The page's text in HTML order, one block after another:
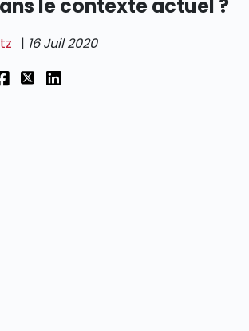
le contexte actuel ?
| 16 Juil 2020